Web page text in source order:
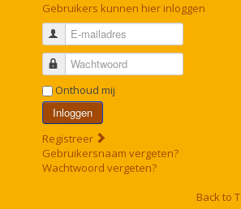
Gebruikers kunnen hier inloggen
E-mailadres
Wachtwoord
Onthoud mij
Inloggen
Registreer
Gebruikersnaam vergeten?
Wachtwoord vergeten?
Back to